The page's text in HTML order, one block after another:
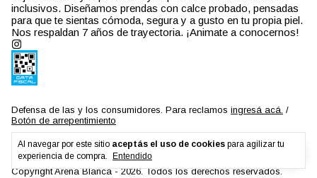
Al navegar por este sitio aceptás el uso de cookies para agilizar tu
experiencia de compra.
Entendido
inclusivos. Diseñamos prendas con calce probado, pensadas
para que te sientas cómoda, segura y a gusto en tu propia piel.
Nos respaldan 7 años de trayectoria. ¡Animate a conocernos!
Defensa de las y los consumidores. Para reclamos ingresá acá. /
Botón de arrepentimiento
Copyright Arena Blanca - 2026. Todos los derechos reservados.